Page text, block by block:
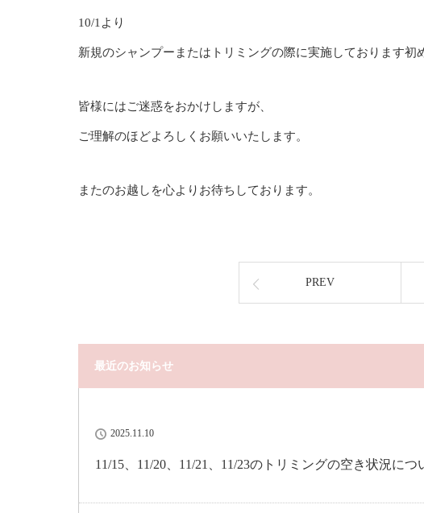
10/1より
新規のシャンプーまたはトリミングの際に実施しております初
皆様にはご迷惑をおかけしますが、
ご理解のほどよろしくお願いいたします。
またのお越しを心よりお待ちしております。
PREV
最近のお知らせ
2025.11.10
11/15、11/20、11/21、11/23のトリミングの空き状況につ